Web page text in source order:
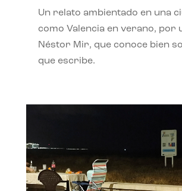
Un relato ambientado en una
como Valencia en verano, por
Néstor Mir, que conoce bien
que escribe.